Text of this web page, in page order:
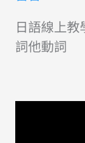
日語線上
詞他動詞